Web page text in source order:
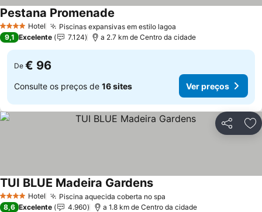
4 EstrelasHotel Piscinas expansivas em estilo lagoa
Pestana Promenade
9,1 Excelente 7.124 a 2.7 km de Centro da cidade
De € 96
Consulte os preços de 16 sites Ver preços
Partilhar
4 EstrelasHotel Piscina aquecida coberta no spa
TUI BLUE Madeira GardensVer preços
8,6 Excelente 4.960 a 1.8 km de Centro da cidade